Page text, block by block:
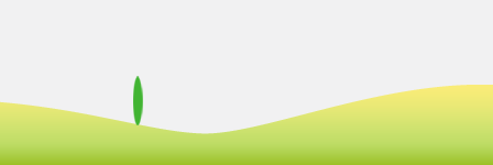
我叫莎兰
มารีย์วิทยา